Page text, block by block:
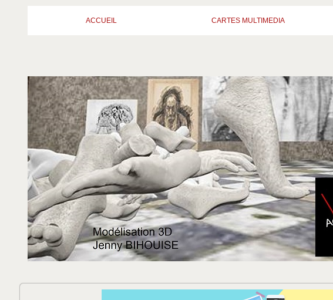
ACCUEIL
CARTES MULTIMEDIA